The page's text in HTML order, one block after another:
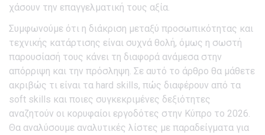
χάσουν την επαγγελματική τους αξία.
Συμφωνούμε ότι η διάκριση μεταξύ προσωπικότητας και
τεχνικής κατάρτισης είναι συχνά θολή, όμως η σωστή
παρουσίασή τους κάνει τη διαφορά ανάμεσα στην
απόρριψη και την πρόσληψη. Σε αυτό το άρθρο θα μάθετε
ακριβώς τι είναι τα hard skills, πώς διαφέρουν από τα
soft skills και ποιες συγκεκριμένες δεξιότητες
αναζητούν οι κορυφαίοι εργοδότες στην Κύπρο το 2026.
Θα αναλύσουμε αναλυτικές λίστες με παραδείγματα για